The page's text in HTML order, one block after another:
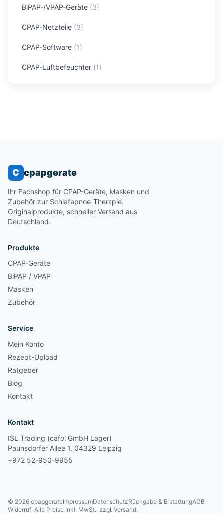
BiPAP-/VPAP-Geräte (3)
CPAP-Netzteile (3)
CPAP-Software (1)
CPAP-Luftbefeuchter (1)
C cpapgerate
Ihr Fachshop für CPAP-Geräte, Masken und
Zubehör zur Schlafapnoe-Therapie.
Originalprodukte, schneller Versand aus
Deutschland.
Produkte
CPAP-Geräte
BiPAP / VPAP
Masken
Zubehör
Service
Mein Konto
Rezept-Upload
Ratgeber
Blog
Kontakt
Kontakt
ISL Trading (cafol GmbH Lager)
Paunsdorfer Allee 1, 04329 Leipzig
+972 52-950-9955
© 2026 cpapgerateImpressumDatenschutzRückgabe & ErstattungAGB
Widerruf· Alle Preise inkl. MwSt., zzgl. Versand.